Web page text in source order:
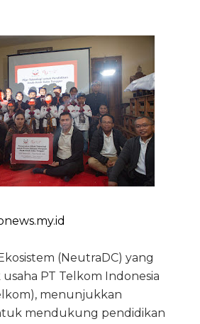
(NeutraDC) yang
PT Telkom Indonesia
menunjukkan
mendukung pendidikan